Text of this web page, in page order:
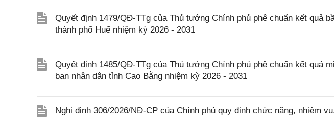
Quyết định 1479/QĐ-TTg của Thủ tướng Chính phủ phê chuẩn kết quả
thành phố Huế nhiệm kỳ 2026 - 2031
Quyết định 1485/QĐ-TTg của Thủ tướng Chính phủ phê chuẩn kết quả
ban nhân dân tỉnh Cao Bằng nhiệm kỳ 2026 - 2031
Nghị định 306/2026/NĐ-CP của Chính phủ quy định chức năng, nhiệm